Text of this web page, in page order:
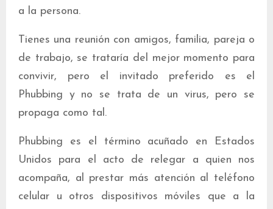
a la persona.
Tienes una reunión con amigos, familia, pareja o
de trabajo, se trataría del mejor momento para
convivir, pero el invitado preferido es el
Phubbing y no se trata de un virus, pero se
propaga como tal.
Phubbing es el término acuñado en Estados
Unidos para el acto de relegar a quien nos
acompaña, al prestar más atención al teléfono
celular u otros dispositivos móviles que a la